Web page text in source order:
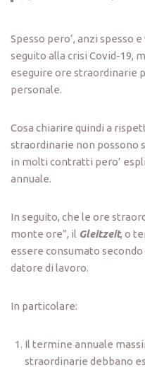
Spesso pero’, anzi spesso
seguito alla crisi Covid-19,
eseguire ore straordinarie
personale.
Cosa chiarire quindi a
straordinarie non possono
in molti contratti pero’
annuale.
In seguito, che le ore
monte ore”, il Gleitzeit, o
essere consumato
datore di lavoro.
In particolare:
Il termine annuale
straordinarie debbano